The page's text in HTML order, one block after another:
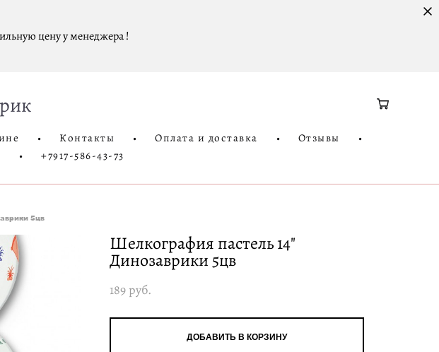
цену у менеджера !
• Контакты • Оплата и доставка • Отзывы
•
• +7917-586-43-73
5цв
Шелкография пастель 14"
Динозаврики 5цв
189 pуб.
ДОБАВИТЬ В КОРЗИНУ